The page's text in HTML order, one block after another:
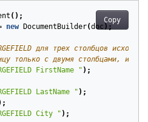
Copy
();
new DocumentBuilder(doc );
для трех столбцов
только с двумя столбцами, имена
FirstName " );
LastName " );
City " );